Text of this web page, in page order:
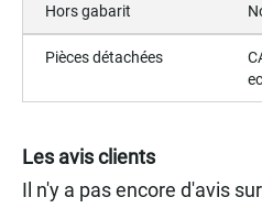
Hors gabarit
Pièces détachées
Les avis clients
Il n'y a pas encore d'avis